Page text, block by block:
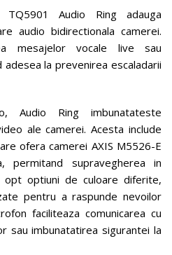
TQ5901 Audio Ring adauga
audio bidirectionala camerei.
mesajelor vocale live sau
la prevenirea escaladarii
Audio Ring imbunatateste
ale camerei. Acesta include
ofera camerei AXIS M5526-E
permitand supravegherea in
optiuni de culoare diferite,
pentru a raspunde nevoilor
faciliteaza comunicarea cu
sau imbunatatirea sigurantei la